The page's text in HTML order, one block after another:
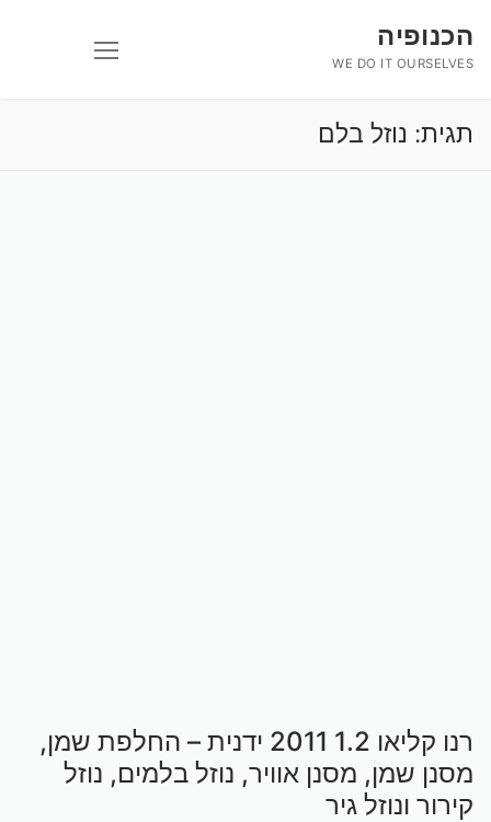
לתוכןהכנופיה
WE DO IT OURSELVES
תגית: נוזל בלם
רנו קליאו 1.2 2011 ידנית – החלפת שמן,
מסנן שמן, מסנן אוויר, נוזל בלמים, נוזל
קירור ונוזל גיר